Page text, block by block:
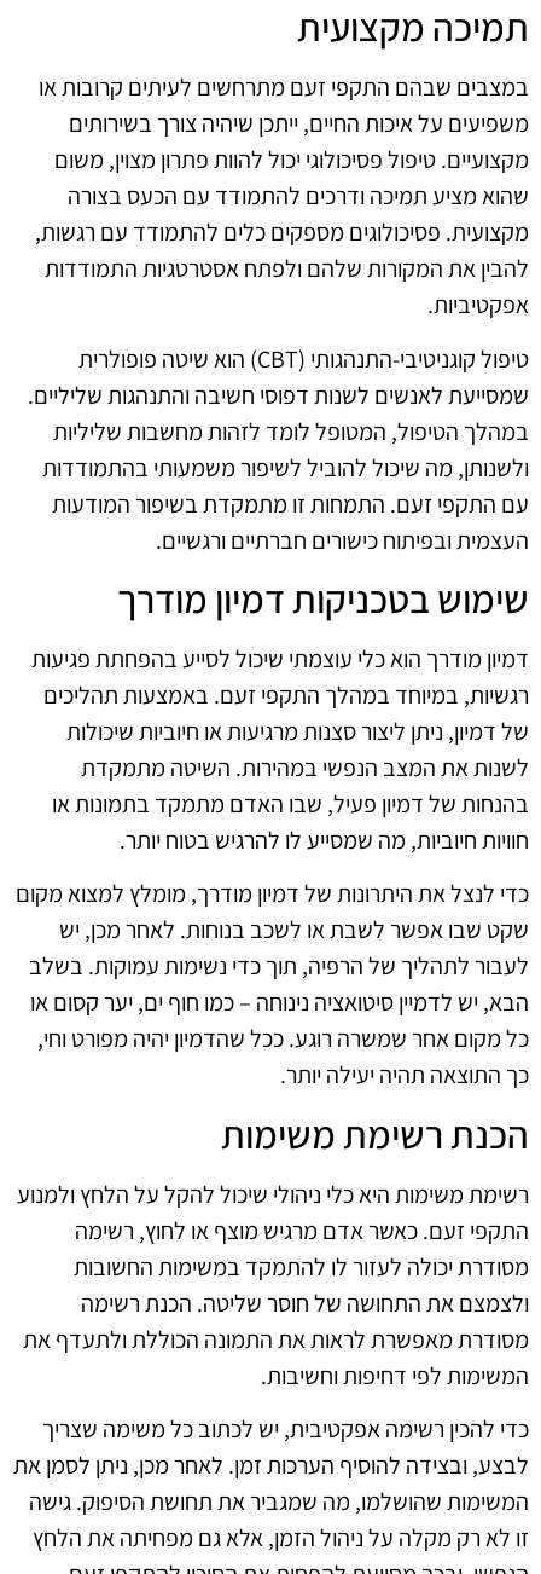
תמיכה מקצועית
במצבים שבהם התקפי זעם מתרחשים לעיתים קרובות או
משפיעים על איכות החיים, ייתכן שיהיה צורך בשירותים
מקצועיים. טיפול פסיכולוגי יכול להוות פתרון מצוין, משום
שהוא מציע תמיכה ודרכים להתמודד עם הכעס בצורה
מקצועית. פסיכולוגים מספקים כלים להתמודד עם רגשות,
להבין את המקורות שלהם ולפתח אסטרטגיות התמודדות
אפקטיביות.
טיפול קוגניטיבי-התנהגותי (CBT) הוא שיטה פופולרית
שמסייעת לאנשים לשנות דפוסי חשיבה והתנהגות שליליים.
במהלך הטיפול, המטופל לומד לזהות מחשבות שליליות
ולשנותן, מה שיכול להוביל לשיפור משמעותי בהתמודדות
עם התקפי זעם. התמחות זו מתמקדת בשיפור המודעות
העצמית ובפיתוח כישורים חברתיים ורגשיים.
שימוש בטכניקות דמיון מודרך
דמיון מודרך הוא כלי עוצמתי שיכול לסייע בהפחתת פגיעות
רגשיות, במיוחד במהלך התקפי זעם. באמצעות תהליכים
של דמיון, ניתן ליצור סצנות מרגיעות או חיוביות שיכולות
לשנות את המצב הנפשי במהירות. השיטה מתמקדת
בהנחות של דמיון פעיל, שבו האדם מתמקד בתמונות או
חוויות חיוביות, מה שמסייע לו להרגיש בטוח יותר.
כדי לנצל את היתרונות של דמיון מודרך, מומלץ למצוא מקום
שקט שבו אפשר לשבת או לשכב בנוחות. לאחר מכן, יש
לעבור לתהליך של הרפיה, תוך כדי נשימות עמוקות. בשלב
הבא, יש לדמיין סיטואציה נינוחה – כמו חוף ים, יער קסום או
כל מקום אחר שמשרה רוגע. ככל שהדמיון יהיה מפורט וחי,
כך התוצאה תהיה יעילה יותר.
הכנת רשימת משימות
רשימת משימות היא כלי ניהולי שיכול להקל על הלחץ ולמנוע
התקפי זעם. כאשר אדם מרגיש מוצף או לחוץ, רשימה
מסודרת יכולה לעזור לו להתמקד במשימות החשובות
ולצמצם את התחושה של חוסר שליטה. הכנת רשימה
מסודרת מאפשרת לראות את התמונה הכוללת ולתעדף את
המשימות לפי דחיפות וחשיבות.
כדי להכין רשימה אפקטיבית, יש לכתוב כל משימה שצריך
לבצע, ובצידה להוסיף הערכות זמן. לאחר מכן, ניתן לסמן את
המשימות שהושלמו, מה שמגביר את תחושת הסיפוק. גישה
זו לא רק מקלה על ניהול הזמן, אלא גם מפחיתה את הלחץ